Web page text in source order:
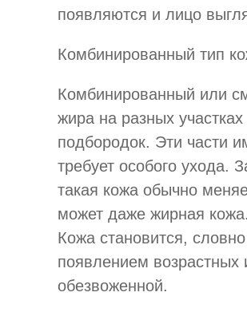
появляются и лицо
Комбинированный тип
Комбинированный или
жира на разных
подбородок. Эти части
требует особого ухода.
такая кожа обычно
может даже жирная
Кожа становится,
появлением возрастных
обезвоженной.